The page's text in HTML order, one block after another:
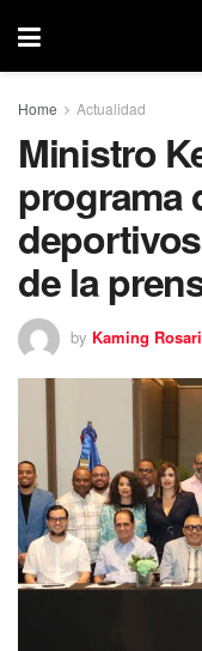
Home Actualidad
Ministro
programa
de la
by Kaming